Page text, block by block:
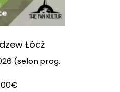
Łódź
(selon prog.
€